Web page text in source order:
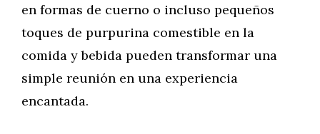
en formas de cuerno o incluso pequeños
toques de purpurina comestible en la
comida y bebida pueden transformar una
simple reunión en una experiencia
encantada.